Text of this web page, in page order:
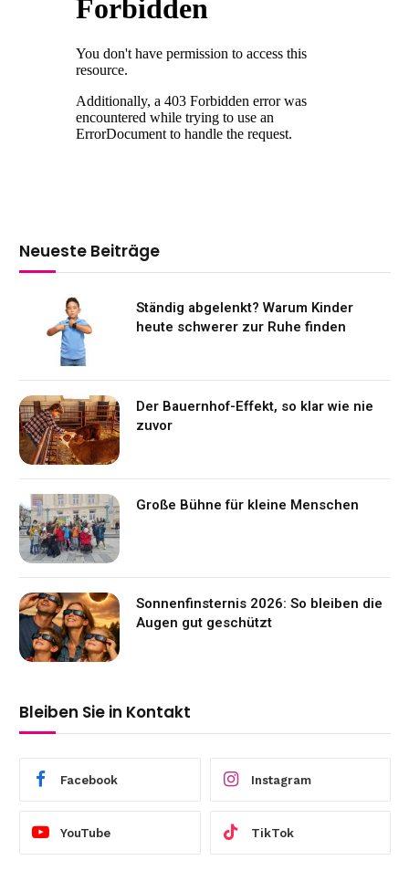
Neueste Beiträge
Ständig abgelenkt? Warum Kinder
heute schwerer zur Ruhe finden
Der Bauernhof-Effekt, so klar wie nie
zuvor
Große Bühne für kleine Menschen
Sonnenfinsternis 2026: So bleiben die
Augen gut geschützt
Bleiben Sie in Kontakt
Facebook Instagram
YouTube TikTok